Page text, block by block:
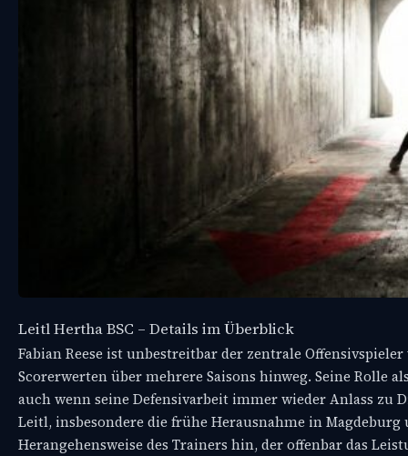
Leitl Hertha BSC – Details im Überblick
Fabian Reese ist unbestreitbar der zentrale
Scorerwerten über mehrere Saisons hinweg. Seine Rolle
auch wenn seine Defensivarbeit immer wieder Anlass zu
Leitl, insbesondere die frühe Herausnahme in
Herangehensweise des Trainers hin, der offenbar das